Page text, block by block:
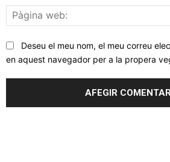
Deseu el meu nom, el meu correu
en aquest navegador per a la propera